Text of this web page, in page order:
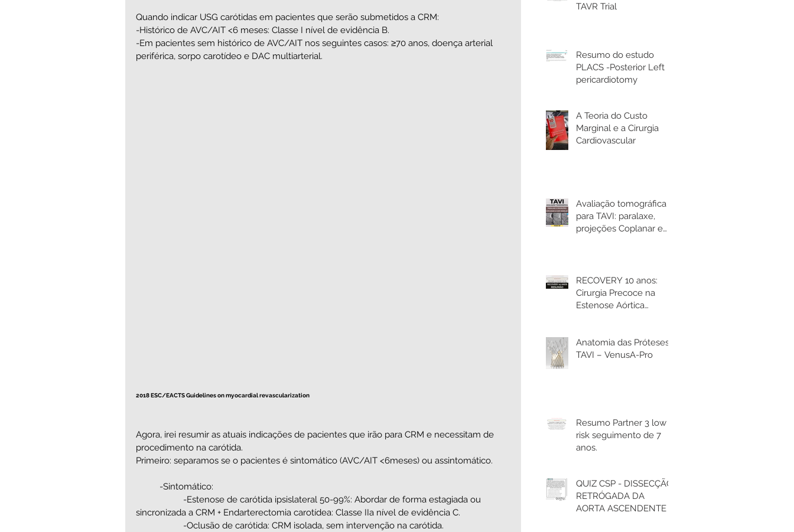
Quando indicar USG carótidas em pacientes que serão submetidos a CRM:
-Histórico de AVC/AIT <6 meses: Classe I nível de evidência B.
-Em pacientes sem histórico de AVC/AIT nos seguintes casos: ≥70 anos, doença arterial
periférica, sorpo carotídeo e DAC multiarterial.
2018 ESC/EACTS Guidelines on myocardial revascularization
Agora, irei resumir as atuais indicações de pacientes que irão para CRM e necessitam de
procedimento na carótida.
Primeiro: separamos se o pacientes é sintomático (AVC/AIT <6meses) ou assintomático.
	-Sintomático:
sincronizada a CRM + Endarterectomia carotídea: Classe IIa nível de evidência C.
		-Oclusão de carótida: CRM isolada, sem intervenção na carótida.
TAVR Trial
Resumo do estudo
PLACS -Posterior Left
pericardiotomy
A Teoria do Custo
Marginal e a Cirurgia
Cardiovascular
Avaliação tomográfica
para TAVI: paralaxe,
projeções Coplanar e
RECOVERY 10 anos:
Cirurgia Precoce na
Estenose Aórtica
Anatomia das Próteses
TAVI – VenusA-Pro
Resumo Partner 3 low
risk seguimento de 7
anos.
QUIZ CSP - DISSECÇÃO
RETRÓGADA DA
AORTA ASCENDENTE E